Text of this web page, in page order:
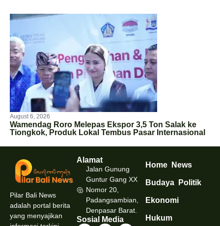
August 6, 2026
Wamendag Roro Melepas Ekspor 3,5 Ton Salak ke
Tiongkok, Produk Lokal Tembus Pasar Internasional
Pilar Bali News
adalah portal berita
yang menyajikan
Alamat
Jalan Gunung
Guntur Gang XX
Nomor 20,
Padangsambian,
Denpasar Barat.
Sosial Media
Home News
Budaya Politik
Ekonomi
Hukum